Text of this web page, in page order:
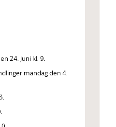
24. juni kl. 9.
mandag den 4.